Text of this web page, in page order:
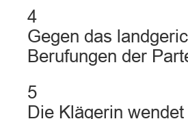
4
Gegen das
Berufungen der
5
Die Klägerin